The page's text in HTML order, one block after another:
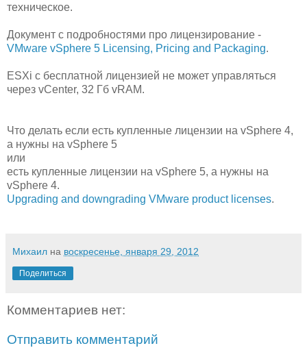
техническое.
Документ с подробностями про лицензирование -
VMware vSphere 5 Licensing, Pricing and Packaging.
ESXi c бесплатной лицензией не может управляться
через vCenter, 32 Гб vRAM.
Что делать если есть купленные лицензии на vSphere 4,
а нужны на vSphere 5
или
есть купленные лицензии на vSphere 5, а нужны на
vSphere 4.
Upgrading and downgrading VMware product licenses.
Михаил на воскресенье, января 29, 2012
Поделиться
Комментариев нет:
Отправить комментарий